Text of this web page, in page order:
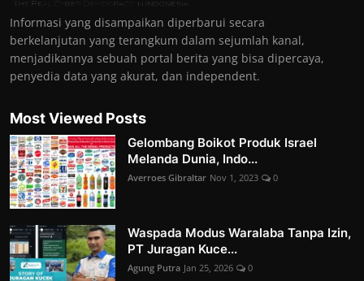
Informasi yang disampaikan diperbarui secara
berkelanjutan yang terangkum dalam sejumlah kanal,
menjadikannya sebuah portal berita yang bisa dipercaya,
penyedia data yang akurat, dan independent.
Most Viewed Posts
Gelombang Boikot Produk Israel
Melanda Dunia, Indo...
Averroes Gibraltar Nov 1, 2023 0
Waspada Modus Waralaba Tanpa Izin,
PT Juragan Kuce...
Agung Putra Jan 25, 2026 0